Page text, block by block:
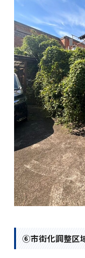
⑥市街化調整区